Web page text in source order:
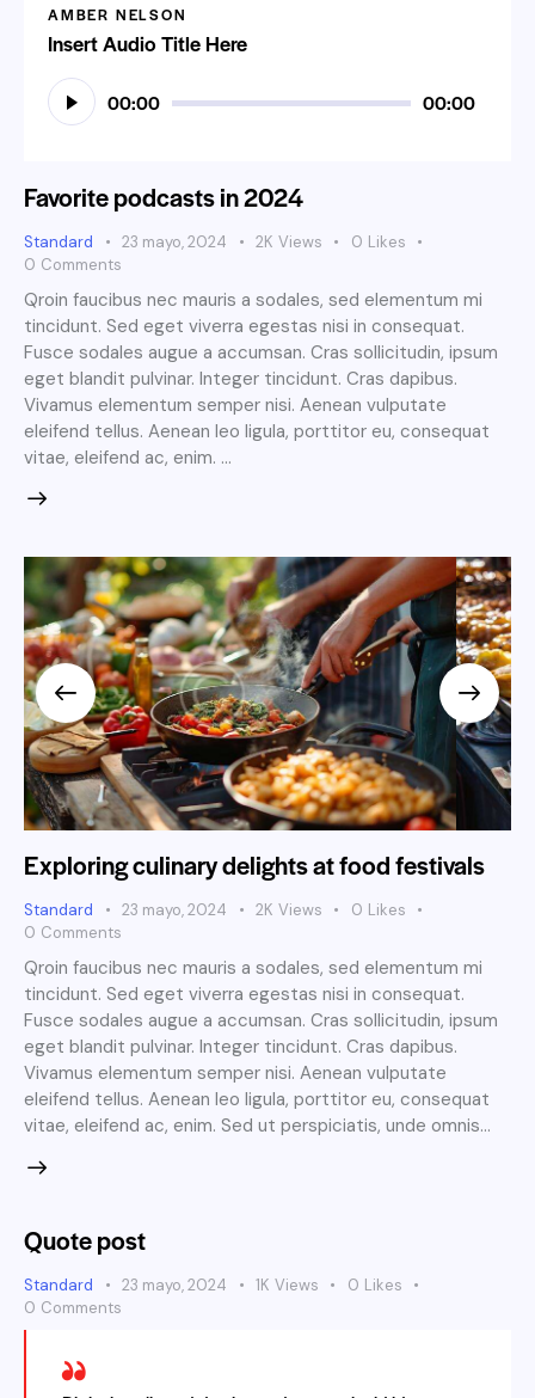
AMBER NELSON
Insert Audio Title Here
Reproductor
de
audio
00:00 00:00
Favorite podcasts in 2024
Standard 23 mayo, 2024 2K Views 0 Likes
0 Comments
Qroin faucibus nec mauris a sodales, sed elementum mi
tincidunt. Sed eget viverra egestas nisi in consequat.
Fusce sodales augue a accumsan. Cras sollicitudin, ipsum
eget blandit pulvinar. Integer tincidunt. Cras dapibus.
Vivamus elementum semper nisi. Aenean vulputate
eleifend tellus. Aenean leo ligula, porttitor eu, consequat
vitae, eleifend ac, enim. …
Exploring culinary delights at food festivals
Standard 23 mayo, 2024 2K Views 0 Likes
0 Comments
Qroin faucibus nec mauris a sodales, sed elementum mi
tincidunt. Sed eget viverra egestas nisi in consequat.
Fusce sodales augue a accumsan. Cras sollicitudin, ipsum
eget blandit pulvinar. Integer tincidunt. Cras dapibus.
Vivamus elementum semper nisi. Aenean vulputate
eleifend tellus. Aenean leo ligula, porttitor eu, consequat
vitae, eleifend ac, enim. Sed ut perspiciatis, unde omnis…
Quote post
Standard 23 mayo, 2024 1K Views 0 Likes
0 Comments